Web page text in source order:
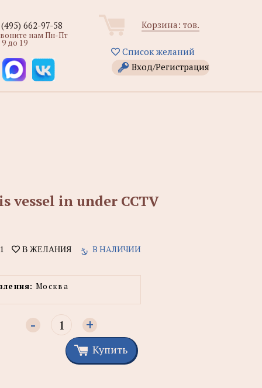
Корзина: тов.
Список желаний
Вход/Регистрация
662-97-58
нам Пн-Пт
9 до 19
vessel in under CCTV
В ЖЕЛАНИЯ В НАЛИЧИИ
Москва
- +
Купить